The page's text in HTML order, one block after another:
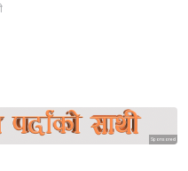
Sponsored